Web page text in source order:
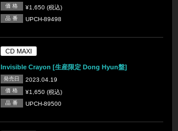
価 格 ¥1,650 (税込)
品 番 UPCH-89498
CD MAXI
Invisible Crayon [生産限定 Dong Hyun盤]
発売日 2023.04.19
価 格 ¥1,650 (税込)
品 番 UPCH-89500